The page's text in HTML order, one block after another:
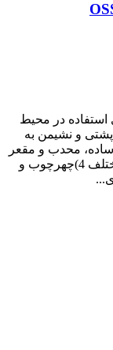
استفاده در محیط
بین پشتی و نشیمن به
سه طرح ساده، محدب و مقعر
به منظور طراحی چیدمان دلخواه در اشکال مختلف 4)چهرچوب و